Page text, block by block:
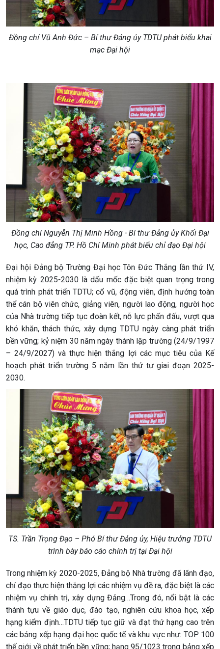
Đồng chí Vũ Anh Đức – Bí thư Đảng ủy TDTU phát biểu khai
mạc Đại hội
Đồng chí Nguyễn Thị Minh Hồng - Bí thư Đảng ủy Khối Đại
học, Cao đẳng TP. Hồ Chí Minh phát biểu chỉ đạo Đại hội
Đại hội Đảng bộ Trường Đại học Tôn Đức Thắng lần thứ IV,
nhiệm kỳ 2025-2030 là dấu mốc đặc biệt quan trọng trong
quá trình phát triển TDTU; cổ vũ, động viên, định hướng toàn
thể cán bộ viên chức, giảng viên, người lao động, người học
của Nhà trường tiếp tục đoàn kết, nỗ lực phấn đấu, vượt qua
khó khăn, thách thức, xây dựng TDTU ngày càng phát triển
bền vững; kỷ niệm 30 năm ngày thành lập trường (24/9/1997
– 24/9/2027) và thực hiện thắng lợi các mục tiêu của Kế
hoạch phát triển trường 5 năm lần thứ tư giai đoạn 2025-
2030.
TS. Trần Trọng Đạo – Phó Bí thư Đảng ủy, Hiệu trưởng TDTU
trình bày báo cáo chính trị tại Đại hội
Trong nhiệm kỳ 2020-2025, Đảng bộ Nhà trường đã lãnh đạo,
chỉ đạo thực hiện thắng lợi các nhiệm vụ đề ra, đặc biệt là các
nhiệm vụ chính trị, xây dựng Đảng…Trong đó, nổi bật là các
thành tựu về giáo dục, đào tạo, nghiên cứu khoa học, xếp
hạng kiểm định…TDTU tiếp tục giữ và đạt thứ hạng cao trên
các bảng xếp hạng đại học quốc tế và khu vực như: TOP 100
thế giới về phát triển bền vững; hạng 95/1023 trong bảng xếp